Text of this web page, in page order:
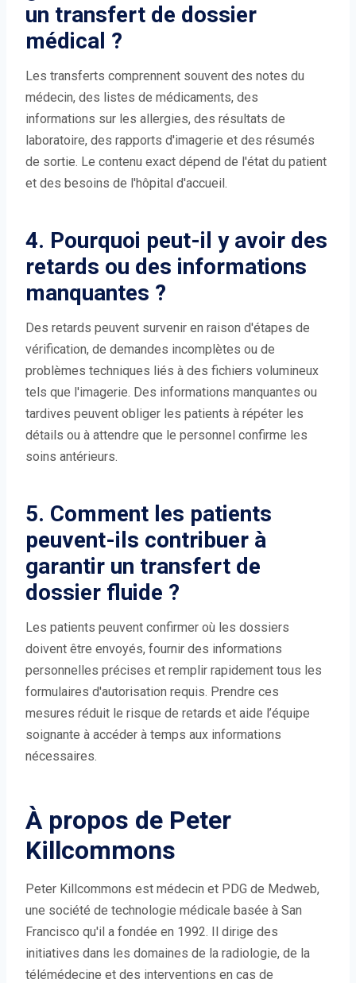
un transfert de dossier
médical ?
Les transferts comprennent souvent des notes du
médecin, des listes de médicaments, des
informations sur les allergies, des résultats de
laboratoire, des rapports d'imagerie et des résumés
de sortie. Le contenu exact dépend de l'état du patient
et des besoins de l'hôpital d'accueil.
4. Pourquoi peut-il y avoir des
retards ou des informations
manquantes ?
Des retards peuvent survenir en raison d'étapes de
vérification, de demandes incomplètes ou de
problèmes techniques liés à des fichiers volumineux
tels que l'imagerie. Des informations manquantes ou
tardives peuvent obliger les patients à répéter les
détails ou à attendre que le personnel confirme les
soins antérieurs.
5. Comment les patients
peuvent-ils contribuer à
garantir un transfert de
dossier fluide ?
Les patients peuvent confirmer où les dossiers
doivent être envoyés, fournir des informations
personnelles précises et remplir rapidement tous les
formulaires d'autorisation requis. Prendre ces
mesures réduit le risque de retards et aide l’équipe
soignante à accéder à temps aux informations
nécessaires.
À propos de Peter
Killcommons
Peter Killcommons est médecin et PDG de Medweb,
une société de technologie médicale basée à San
Francisco qu'il a fondée en 1992. Il dirige des
initiatives dans les domaines de la radiologie, de la
télémédecine et des interventions en cas de